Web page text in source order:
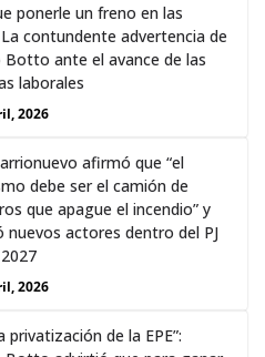
ponerle un freno en las
La contundente advertencia de
Botto ante el avance de las
laborales
2026
afirmó que “el
debe ser el camión de
que apague el incendio” y
nuevos actores dentro del PJ
2026
privatización de la EPE”: